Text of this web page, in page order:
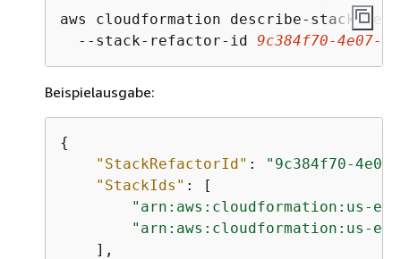
aws cloudformation describe-stack-
  --stack-refactor-id
9c384f70-4e07-
Beispielausgabe:
{
"StackRefactorId" :
"9c384f70-
"StackIds" : [
"arn:aws:cloudformation:us-
"arn:aws:cloudformation:us-
    ],